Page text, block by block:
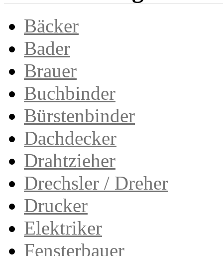
Bäcker
Bader
Brauer
Buchbinder
Bürstenbinder
Dachdecker
Drahtzieher
Drechsler / Dreher
Drucker
Elektriker
Fensterbauer